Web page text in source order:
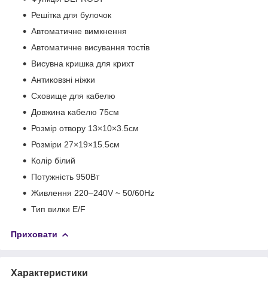
Решітка для булочок
Автоматичне вимкнення
Автоматичне висування тостів
Висувна кришка для крихт
Антиковзні ніжки
Сховище для кабелю
Довжина кабелю 75см
Розмір отвору 13×10×3.5см
Розміри 27×19×15.5см
Колір білий
Потужність 950Вт
Живлення 220–240V ~ 50/60Hz
Тип вилки E/F
Приховати
Характеристики